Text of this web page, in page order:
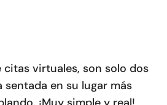
virtuales, son solo dos
sentada en su lugar más